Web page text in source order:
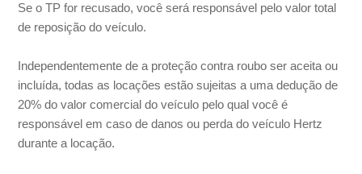
Preciso de permissão internacional para dirigir no
México?
Qual a idade mínima para locação no México?
Exibir mais
Se o TP for recusado, você será responsável pelo valor total
de reposição do veículo.
Independentemente de a proteção contra roubo ser aceita ou
incluída, todas as locações estão sujeitas a uma dedução de
20% do valor comercial do veículo pelo qual você é
responsável em caso de danos ou perda do veículo Hertz
durante a locação.